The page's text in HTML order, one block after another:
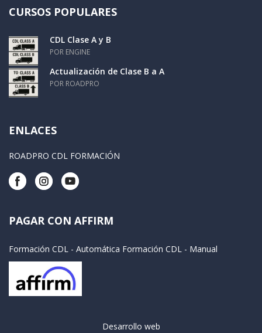
CURSOS POPULARES
CDL Clase A y B
POR ENGINE
Actualización de Clase B a A
POR ROADPRO
ENLACES
ROADPRO CDL FORMACIÓN
PAGAR CON AFFIRM
Formación CDL - Automática Formación CDL - Manual
Desarrollo web